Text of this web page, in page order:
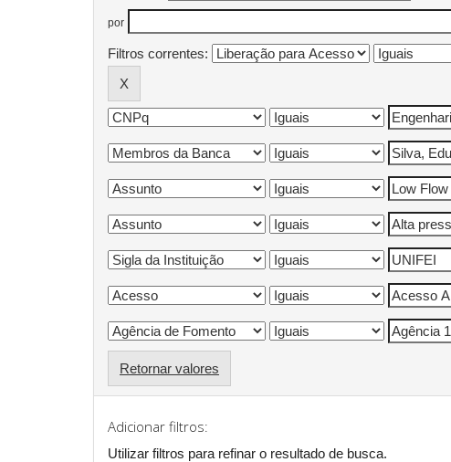
por
Filtros correntes:
Retornar valores
Adicionar filtros:
Utilizar filtros para refinar o resultado de busca.